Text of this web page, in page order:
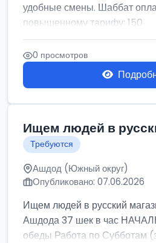
удобные смены. Шаббат
повышенному тарифу: 150
0 просмотров
Ищем людей в
Требуются
Ашдод (Южный округ)
Опубликовано: 07.06.2026
Ищем людей в русский
Ашдода 37 шек в час
обеды Работа по Субботам